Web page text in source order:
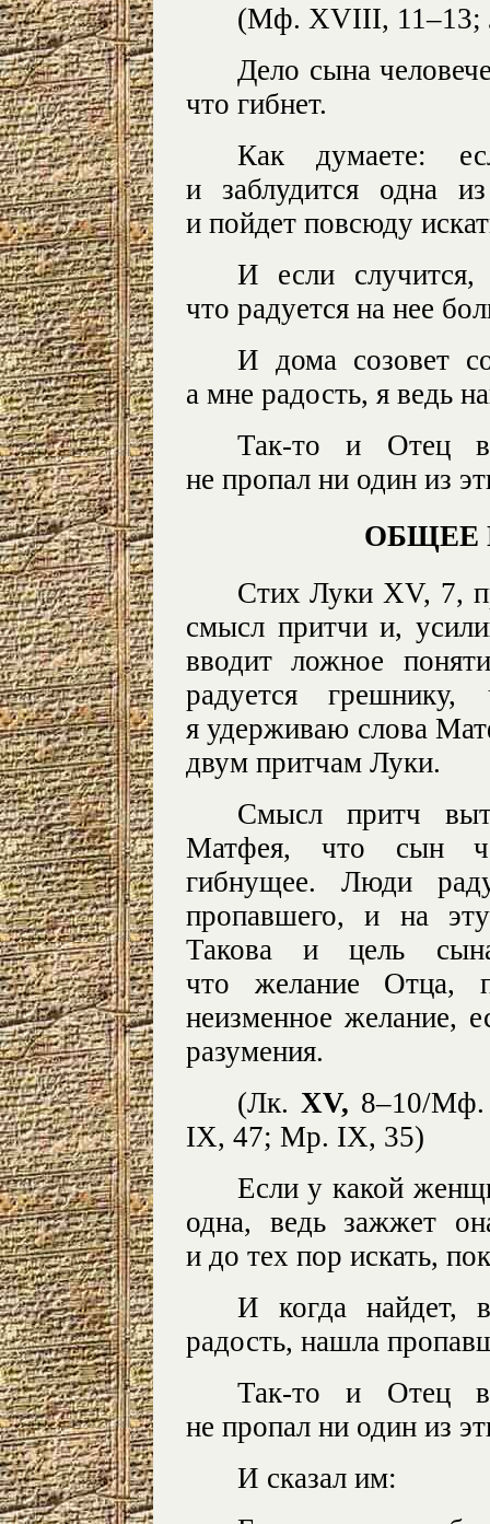
(Мф. XVIII,
Дело сына
что гибнет.
Как думаете:
и заблудится одна
и пойдет повсюду
И если случится,
что радуется на нее
И дома созовет
а мне радость, я ведь
Так-то и Отец
не пропал ни один из
ОБЩЕЕ
Стих Луки XV, 7,
смысл притчи и,
вводит ложное
радуется
я удерживаю слова
двум притчам Луки.
Смысл притч
Матфея, что сын
гибнущее. Люди
пропавшего, и на
Такова и цель
что желание Отца,
неизменное желание,
разумения.
(Лк. XV, 8–10/
IX, 47; Мр. IX, 35)
Если у какой
одна, ведь зажжет
и до тех пор искать,
И когда найдет,
радость, нашла
Так-то и Отец
не пропал ни один из
И сказал им: